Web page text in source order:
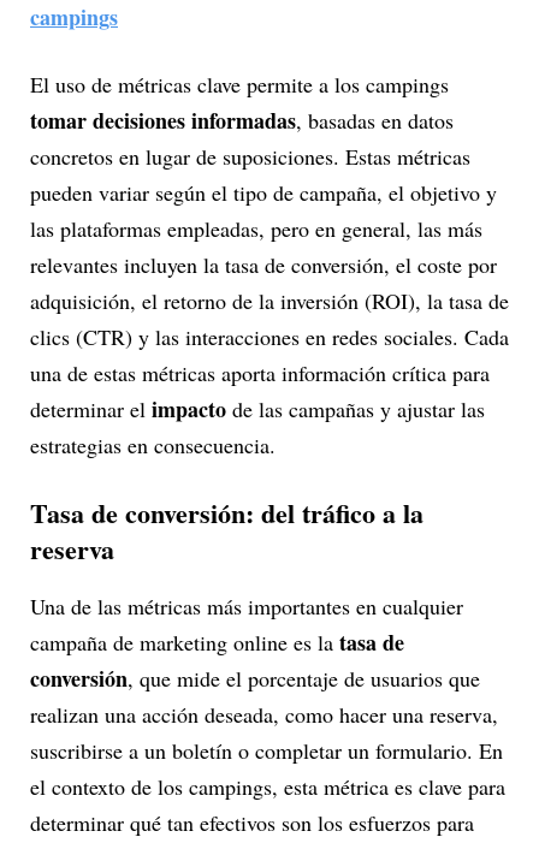
campings
El uso de métricas clave permite a los campings
tomar decisiones informadas, basadas en datos
concretos en lugar de suposiciones. Estas métricas
pueden variar según el tipo de campaña, el objetivo y
las plataformas empleadas, pero en general, las más
relevantes incluyen la tasa de conversión, el coste por
adquisición, el retorno de la inversión (ROI), la tasa de
clics (CTR) y las interacciones en redes sociales. Cada
una de estas métricas aporta información crítica para
determinar el impacto de las campañas y ajustar las
estrategias en consecuencia.
Tasa de conversión: del tráfico a la
reserva
Una de las métricas más importantes en cualquier
campaña de marketing online es la tasa de
conversión, que mide el porcentaje de usuarios que
realizan una acción deseada, como hacer una reserva,
suscribirse a un boletín o completar un formulario. En
el contexto de los campings, esta métrica es clave para
determinar qué tan efectivos son los esfuerzos para